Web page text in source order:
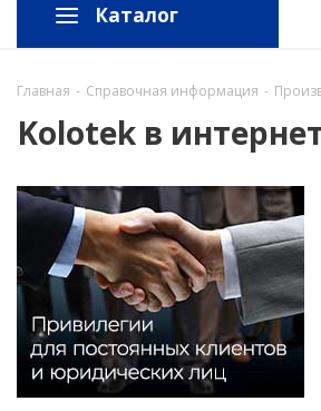
Каталог
Главная - Справочная информация -
Kolotek в